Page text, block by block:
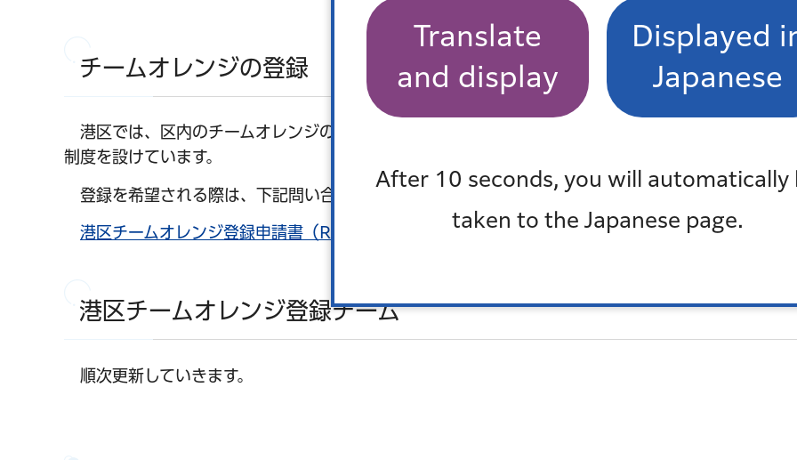
Translate
and display
Displayed
Japanese
After 10 seconds, you will automatically
taken to the Japanese page.
チームオレンジの登録
港区では、区内のチームオレンジの活動状況を把握し、スムーズな支援を行うために、チームオレ
制度を設けています。
登録を希望される際は、下記問い合わせ先までご相談ください。
港区チームオレンジ登録申請書（RTF：109KB）
港区チームオレンジ登録チーム
順次更新していきます。